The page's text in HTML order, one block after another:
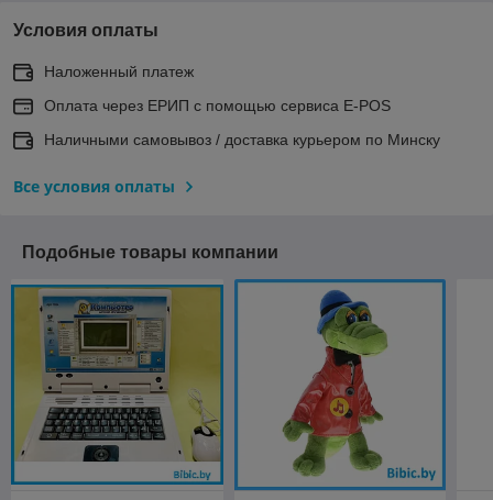
Условия оплаты
Наложенный платеж
Оплата через ЕРИП с помощью сервиса E-POS
Наличными самовывоз / доставка курьером по Минску
Все условия оплаты
Подобные товары компании